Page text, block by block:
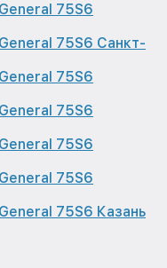
75S6
75S6 Санкт-
75S6
75S6
75S6
75S6
75S6 Казань